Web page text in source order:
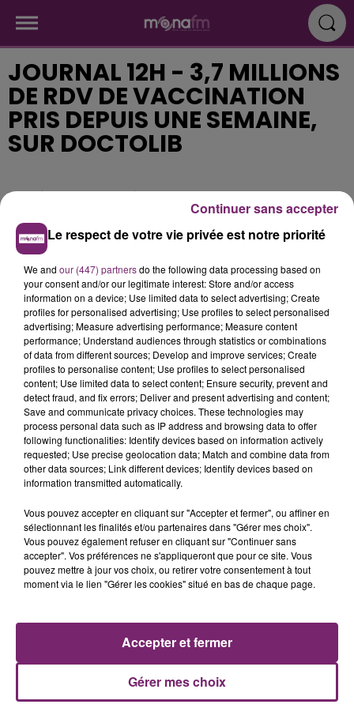
JOURNAL 12H - 3,7 MILLIONS
DE RDV DE VACCINATION
PRIS DEPUIS UNE SEMAINE,
SUR DOCTOLIB
Publié : 19 juillet 2021 à 10h59
ACTUS RADIO
PODCASTS
Plan du site Mentions légales
Le respect de votre vie privée est notre priorité
We and our (447) partnersdo the following data processing based on
your consent and/or our legitimate interest: Store and/or access
information on a device; Use limited data to select advertising; Create
profiles for personalised advertising; Use profiles to select personalised
advertising; Measure advertising performance; Measure content
performance; Understand audiences through statistics or combinations
of data from different sources; Develop and improve services; Create
profiles to personalise content; Use profiles to select personalised
content; Use limited data to select content; Ensure security, prevent and
detect fraud, and fix errors; Deliver and present advertising and content;
Save and communicate privacy choices. These technologies may
process personal data such as IP address and browsing data to offer
following functionalities: Identify devices based on information actively
requested; Use precise geolocation data; Match and combine data from
other data sources; Link different devices; Identify devices based on
information transmitted automatically.
Vous pouvez accepter en cliquant sur "Accepter et fermer", ou affiner en
sélectionnant les finalités et/ou partenaires dans "Gérer mes choix".
Vous pouvez également refuser en cliquant sur "Continuer sans
accepter". Vos préférences ne s'appliqueront que pour ce site. Vous
pouvez mettre à jour vos choix, ou retirer votre consentement à tout
moment via le lien "Gérer les cookies" situé en bas de chaque page.
Gérer mes choix
Accepter et fermer
Continuer sans accepter